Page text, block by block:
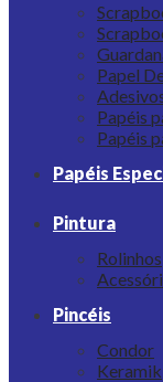
Papel
Papéis
Papéis
Papéis
Pintura
Rolinhos
Pincéis
Condor
Keramik